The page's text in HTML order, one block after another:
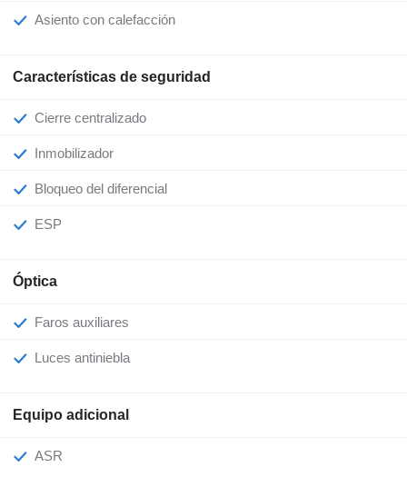
Asiento con calefacción
Características de seguridad
Cierre centralizado
Inmobilizador
Bloqueo del diferencial
ESP
Óptica
Faros auxiliares
Luces antiniebla
Equipo adicional
ASR